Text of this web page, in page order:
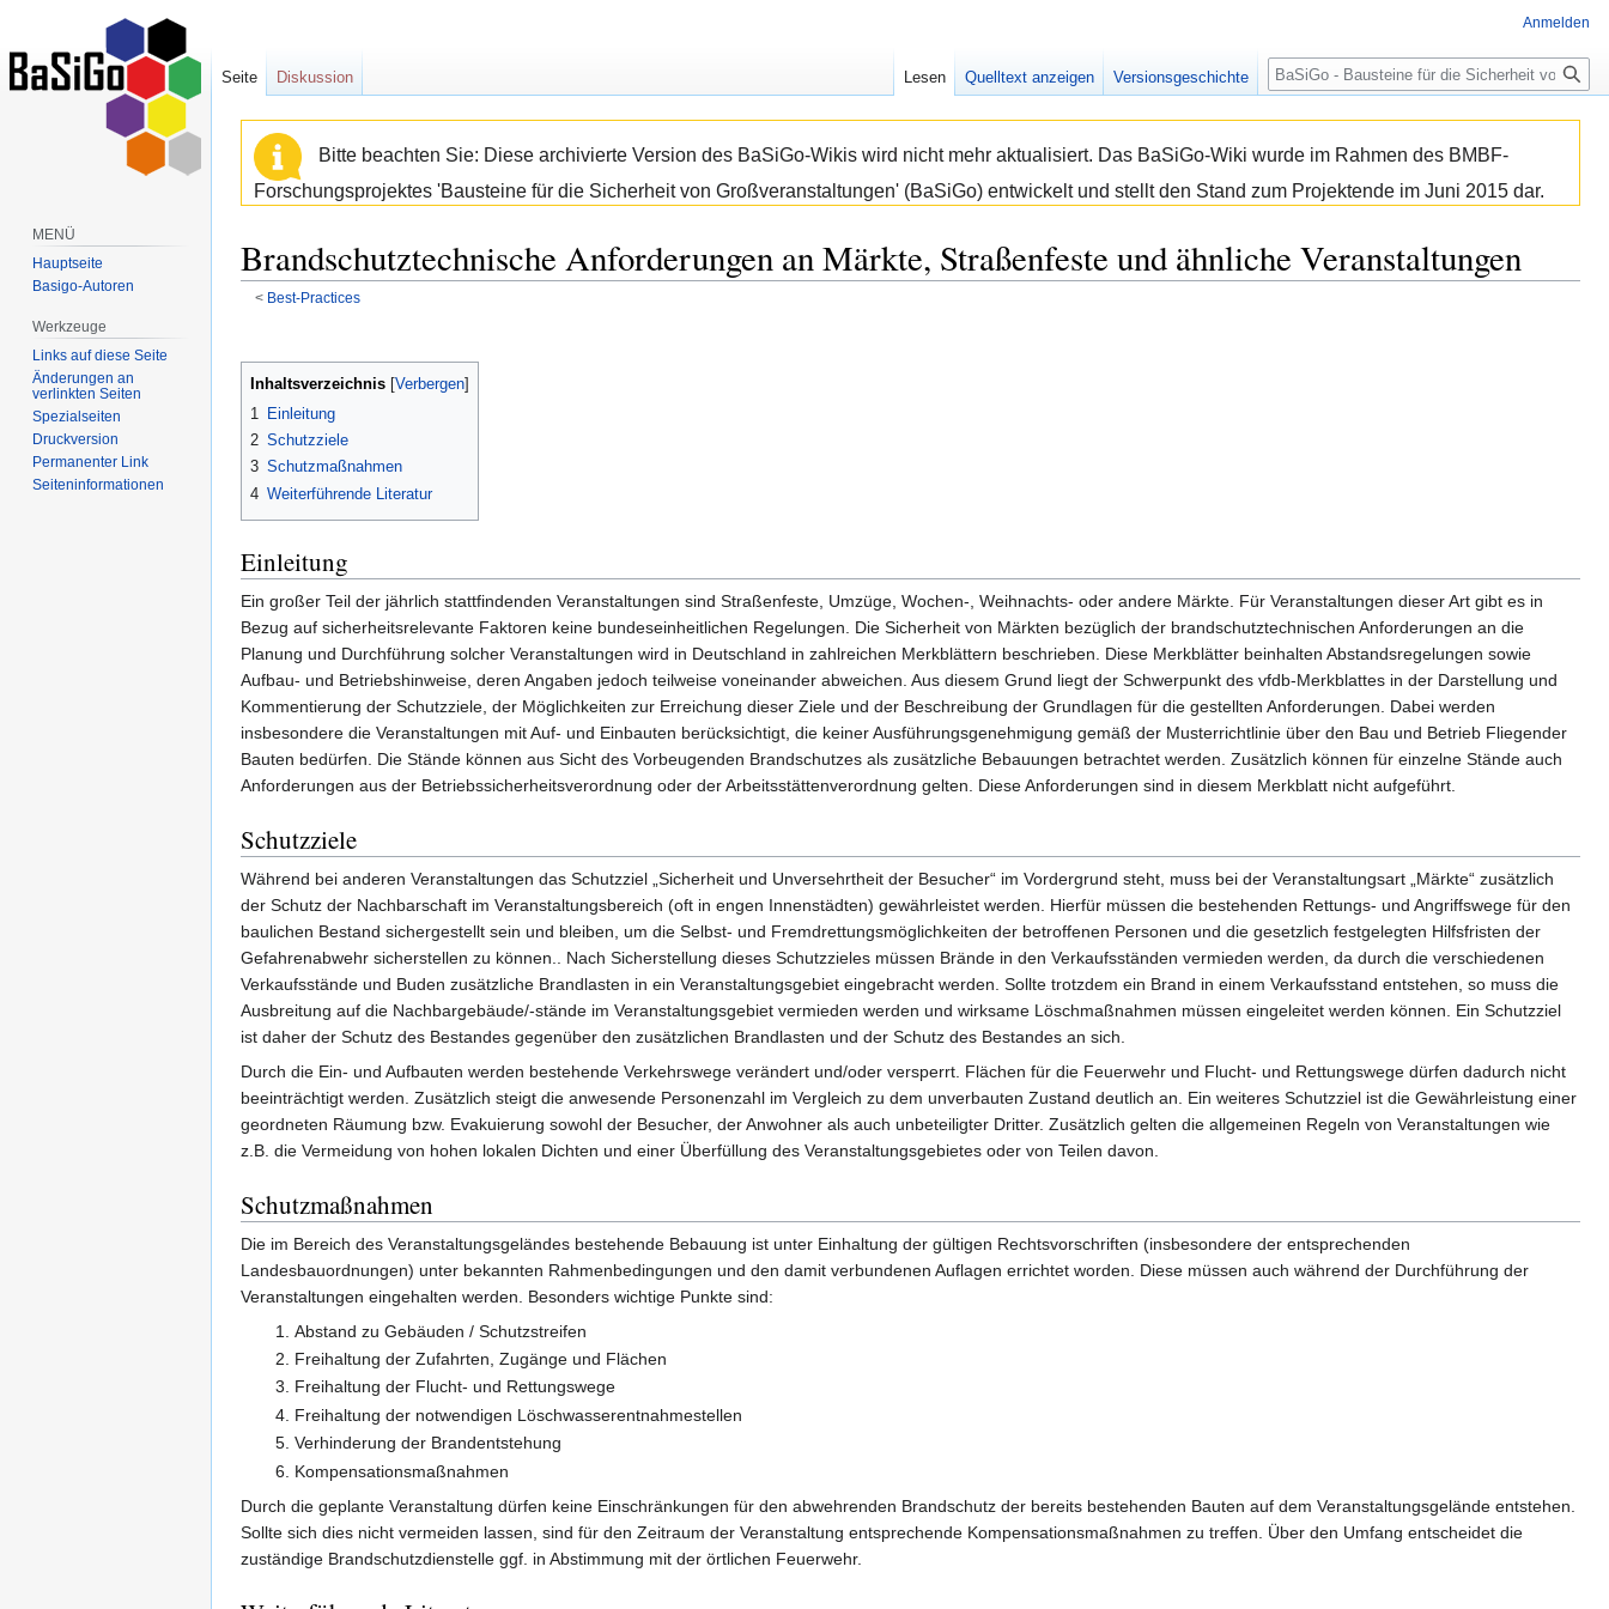
Bitte beachten Sie: Diese archivierte Version des BaSiGo-Wikis wird nicht mehr aktualisiert. Das BaSiGo-Wiki wurde im Rahmen des BMBF-
Forschungsprojektes 'Bausteine für die Sicherheit von Großveranstaltungen' (BaSiGo) entwickelt und stellt den Stand zum Projektende im Juni 2015 dar.
Brandschutztechnische Anforderungen an Märkte, Straßenfeste und ähnliche Veranstaltungen
< Best-Practices
Navigation
springen
Suche
springen
Inhaltsverzeichnis
1
Einleitung
2 Schutzziele
3 Schutzmaßnahmen
4 Weiterführende Literatur
Einleitung
Ein großer Teil der jährlich stattfindenden Veranstaltungen sind Straßenfeste, Umzüge, Wochen-, Weihnachts- oder andere Märkte. Für Veranstaltungen dieser Art gibt es in
Bezug auf sicherheitsrelevante Faktoren keine bundeseinheitlichen Regelungen. Die Sicherheit von Märkten bezüglich der brandschutztechnischen Anforderungen an die
Planung und Durchführung solcher Veranstaltungen wird in Deutschland in zahlreichen Merkblättern beschrieben. Diese Merkblätter beinhalten Abstandsregelungen sowie
Aufbau- und Betriebshinweise, deren Angaben jedoch teilweise voneinander abweichen. Aus diesem Grund liegt der Schwerpunkt des vfdb-Merkblattes in der Darstellung und
Kommentierung der Schutzziele, der Möglichkeiten zur Erreichung dieser Ziele und der Beschreibung der Grundlagen für die gestellten Anforderungen. Dabei werden
insbesondere die Veranstaltungen mit Auf- und Einbauten berücksichtigt, die keiner Ausführungsgenehmigung gemäß der Musterrichtlinie über den Bau und Betrieb Fliegender
Bauten bedürfen. Die Stände können aus Sicht des Vorbeugenden Brandschutzes als zusätzliche Bebauungen betrachtet werden. Zusätzlich können für einzelne Stände auch
Anforderungen aus der Betriebssicherheitsverordnung oder der Arbeitsstättenverordnung gelten. Diese Anforderungen sind in diesem Merkblatt nicht aufgeführt.
Schutzziele
Während bei anderen Veranstaltungen das Schutzziel „Sicherheit und Unversehrtheit der Besucher“ im Vordergrund steht, muss bei der Veranstaltungsart „Märkte“ zusätzlich
der Schutz der Nachbarschaft im Veranstaltungsbereich (oft in engen Innenstädten) gewährleistet werden. Hierfür müssen die bestehenden Rettungs- und Angriffswege für den
baulichen Bestand sichergestellt sein und bleiben, um die Selbst- und Fremdrettungsmöglichkeiten der betroffenen Personen und die gesetzlich festgelegten Hilfsfristen der
Gefahrenabwehr sicherstellen zu können.. Nach Sicherstellung dieses Schutzzieles müssen Brände in den Verkaufsständen vermieden werden, da durch die verschiedenen
Verkaufsstände und Buden zusätzliche Brandlasten in ein Veranstaltungsgebiet eingebracht werden. Sollte trotzdem ein Brand in einem Verkaufsstand entstehen, so muss die
Ausbreitung auf die Nachbargebäude/-stände im Veranstaltungsgebiet vermieden werden und wirksame Löschmaßnahmen müssen eingeleitet werden können. Ein Schutzziel
ist daher der Schutz des Bestandes gegenüber den zusätzlichen Brandlasten und der Schutz des Bestandes an sich.
Durch die Ein- und Aufbauten werden bestehende Verkehrswege verändert und/oder versperrt. Flächen für die Feuerwehr und Flucht- und Rettungswege dürfen dadurch nicht
beeinträchtigt werden. Zusätzlich steigt die anwesende Personenzahl im Vergleich zu dem unverbauten Zustand deutlich an. Ein weiteres Schutzziel ist die Gewährleistung einer
geordneten Räumung bzw. Evakuierung sowohl der Besucher, der Anwohner als auch unbeteiligter Dritter. Zusätzlich gelten die allgemeinen Regeln von Veranstaltungen wie
z.B. die Vermeidung von hohen lokalen Dichten und einer Überfüllung des Veranstaltungsgebietes oder von Teilen davon.
Schutzmaßnahmen
Die im Bereich des Veranstaltungsgeländes bestehende Bebauung ist unter Einhaltung der gültigen Rechtsvorschriften (insbesondere der entsprechenden
Landesbauordnungen) unter bekannten Rahmenbedingungen und den damit verbundenen Auflagen errichtet worden. Diese müssen auch während der Durchführung der
Veranstaltungen eingehalten werden. Besonders wichtige Punkte sind:
Abstand zu Gebäuden / Schutzstreifen
Freihaltung der Zufahrten, Zugänge und Flächen
Freihaltung der Flucht- und Rettungswege
Freihaltung der notwendigen Löschwasserentnahmestellen
Verhinderung der Brandentstehung
Kompensationsmaßnahmen
Durch die geplante Veranstaltung dürfen keine Einschränkungen für den abwehrenden Brandschutz der bereits bestehenden Bauten auf dem Veranstaltungsgelände entstehen.
Sollte sich dies nicht vermeiden lassen, sind für den Zeitraum der Veranstaltung entsprechende Kompensationsmaßnahmen zu treffen. Über den Umfang entscheidet die
zuständige Brandschutzdienstelle ggf. in Abstimmung mit der örtlichen Feuerwehr.
Anmelden
Seite Diskussion Lesen Quelltext anzeigen Versionsgeschichte
Suche
MENÜ
Hauptseite
Basigo-Autoren
Werkzeuge
Links auf diese Seite
Änderungen an
verlinkten Seiten
Spezialseiten
Druckversion
Permanenter Link
Seiten­informationen